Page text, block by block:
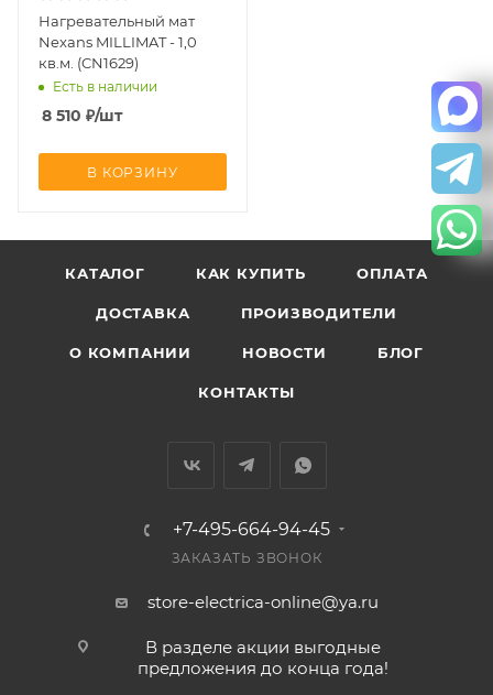
Нагревательный мат
Nexans MILLIMAT - 1,0
кв.м. (CN1629)
Есть в наличии
8 510 ₽/шт
В КОРЗИНУ
КАТАЛОГ КАК КУПИТЬ ОПЛАТА
ДОСТАВКА ПРОИЗВОДИТЕЛИ
О КОМПАНИИ НОВОСТИ БЛОГ
КОНТАКТЫ
+7-495-664-94-45
ЗАКАЗАТЬ ЗВОНОК
store-electrica-online@ya.ru
В разделе акции выгодные
предложения до конца года!